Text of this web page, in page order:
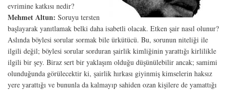
evrimine katkısı nedir?
Mehmet Altun: Soruyu tersten
başlayarak yanıtlamak belki daha isabetli olacak. Etken şair nasıl olunur?
Aslında böylesi sorular sormak bile ürkütücü. Bu, sorunun niteliği ile
ilgili değil; böylesi sorular sorduran şairlik kimliğinin yarattığı kirlilikle
ilgili bir şey. Biraz sert bir yaklaşım olduğu düşünülebilir ancak; samimi
olunduğunda görülecektir ki, şairlik hırkası giyinmiş kimselerin haksız
yere yarattığı ve bununla da kalmayıp sahiden ozan kişilere de yamattığı